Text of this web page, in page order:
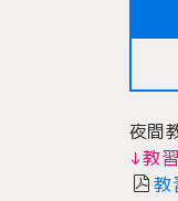
夜間
↓教
教